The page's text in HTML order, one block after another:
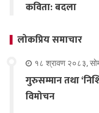
कविता: बदला
लोकप्रिय समाचार
१८ श्रावण २०८३,
गुरुसम्मान तथा
विमोचन